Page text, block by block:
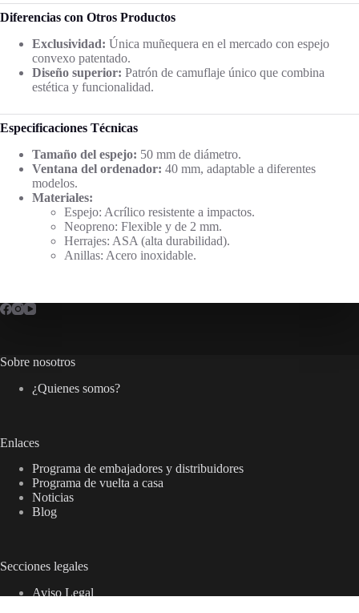
Diferencias con Otros Productos
Exclusividad: Única muñequera en el mercado con espejo
convexo patentado.
Diseño superior: Patrón de camuflaje único que combina
estética y funcionalidad.
Especificaciones Técnicas
Tamaño del espejo: 50 mm de diámetro.
Ventana del ordenador: 40 mm, adaptable a diferentes
modelos.
Materiales:
Espejo: Acrílico resistente a impactos.
Neopreno: Flexible y de 2 mm.
Herrajes: ASA (alta durabilidad).
Anillas: Acero inoxidable.
Sobre nosotros
¿Quienes somos?
Enlaces
Programa de embajadores y distribuidores
Programa de vuelta a casa
Noticias
Blog
Secciones legales
Aviso Legal